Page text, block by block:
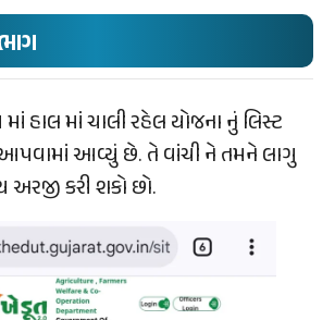
હાલ માં ચાલી રહેલ યોજના નું લિસ્ટ
આવ્યું છે. તે વાંચી ને તમને લાગુ
કરી શકો છો.